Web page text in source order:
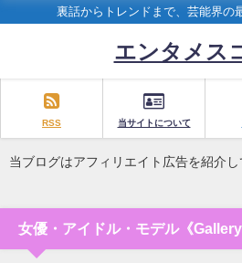
裏話からトレンドまで、芸能界の
エンタメス
RSS 当サイトについて
当ブログはアフィリエイト広告を紹介し
女優・アイドル・モデル《Gallery